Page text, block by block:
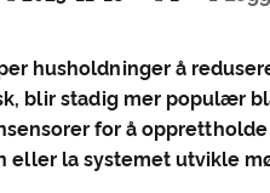
husholdninger å
blir stadig mer populær
for å
la systemet utvikle